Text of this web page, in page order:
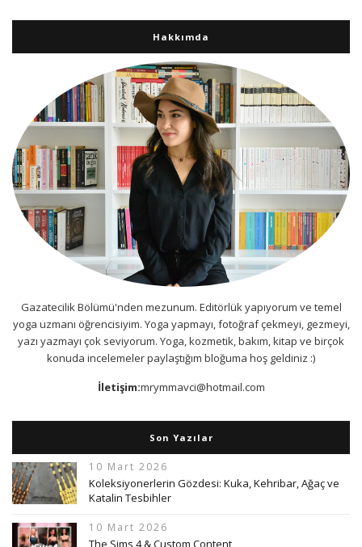
Hakkımda
Gazatecilik Bölümü'nden mezunum. Editörlük yapıyorum ve temel
yoga uzmanı öğrencisiyim. Yoga yapmayı, fotoğraf çekmeyi, gezmeyi,
yazı yazmayı çok seviyorum. Yoga, kozmetik, bakım, kitap ve birçok
konuda incelemeler paylaştığım bloğuma hoş geldiniz :)
İletişim:mrymmavci@hotmail.com
Son Yazılar
10 Mart 2026
Koleksiyonerlerin Gözdesi: Kuka, Kehribar, Ağaç ve
Katalin Tesbihler
10 Mart 2026
The Sims 4 & Custom Content